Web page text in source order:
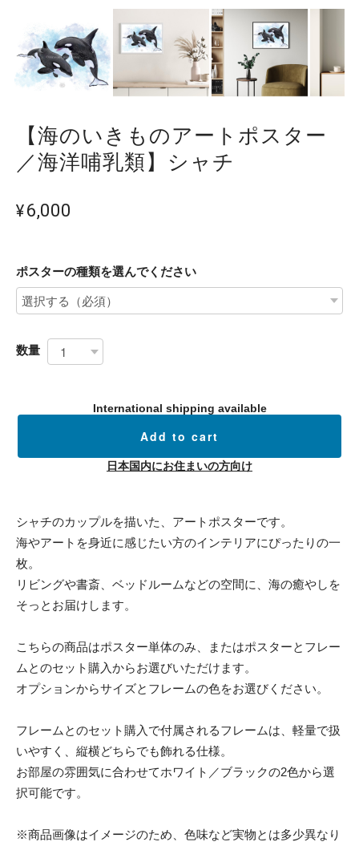
【海のいきものアートポスター
／海洋哺乳類】シャチ
¥6,000
ポスターの種類を選んでください
数量
International shipping available
Add to cart
日本国内にお住まいの方向け
シャチのカップルを描いた、アートポスターです。
海やアートを身近に感じたい方のインテリアにぴったりの一
枚。
リビングや書斎、ベッドルームなどの空間に、海の癒やしを
そっとお届けします。
こちらの商品はポスター単体のみ、またはポスターとフレー
ムとのセット購入からお選びいただけます。
オプションからサイズとフレームの色をお選びください。
フレームとのセット購入で付属されるフレームは、軽量で扱
いやすく、縦横どちらでも飾れる仕様。
お部屋の雰囲気に合わせてホワイト／ブラックの2色から選
択可能です。
※商品画像はイメージのため、色味など実物とは多少異なり